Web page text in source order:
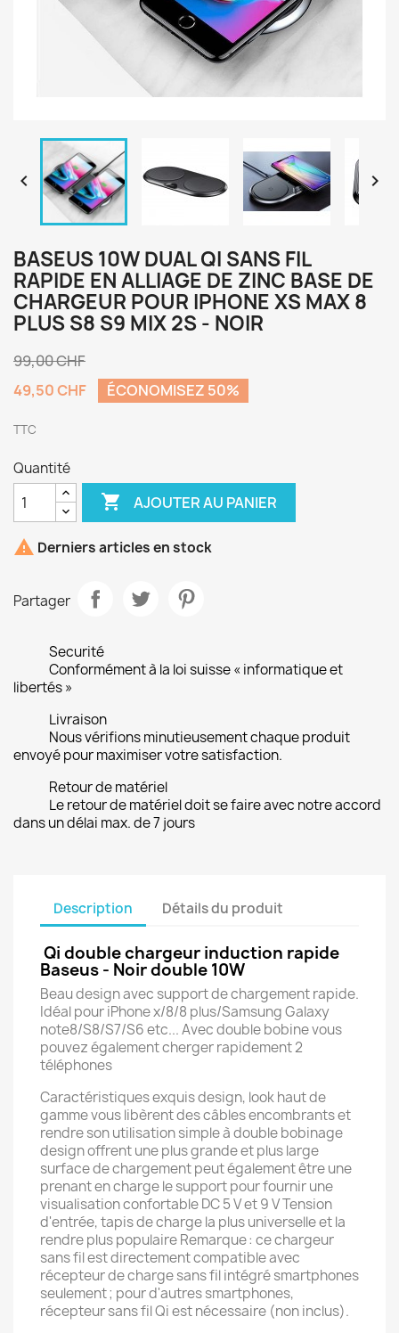
 
BASEUS 10W DUAL QI SANS FIL
RAPIDE EN ALLIAGE DE ZINC BASE DE
CHARGEUR POUR IPHONE XS MAX 8
PLUS S8 S9 MIX 2S - NOIR
99,00 CHF
49,50 CHF
ÉCONOMISEZ 50%
TTC
Quantité
 AJOUTER AU PANIER
 Derniers articles en stock
Partager
Securité
Conformément à la loi suisse « informatique et
libertés »
Livraison
Nous vérifions minutieusement chaque produit
envoyé pour maximiser votre satisfaction.
Retour de matériel
Le retour de matériel doit se faire avec notre accord
dans un délai max. de 7 jours
Description Détails du produit
Qi double chargeur induction rapide
Baseus - Noir double 10W
Beau design avec support de chargement rapide.
Idéal pour iPhone x/8/8 plus/Samsung Galaxy
note8/S8/S7/S6 etc... Avec double bobine vous
pouvez également cherger rapidement 2
téléphones
Caractéristiques exquis design, look haut de
gamme vous libèrent des câbles encombrants et
rendre son utilisation simple à double bobinage
design offrent une plus grande et plus large
surface de chargement peut également être une
prenant en charge le support pour fournir une
visualisation confortable DC 5 V et 9 V Tension
d'entrée, tapis de charge la plus universelle et la
rendre plus populaire Remarque : ce chargeur
sans fil est directement compatible avec
récepteur de charge sans fil intégré smartphones
seulement ; pour d'autres smartphones,
récepteur sans fil Qi est nécessaire (non inclus).